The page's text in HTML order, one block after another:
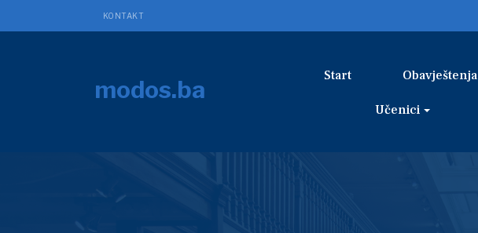
KONTAKT
modos.ba Start Obavještenja
Učenici